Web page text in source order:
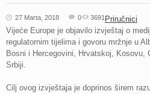
27 Marta, 2018 Priručnici
0 3691
Vijeće Europe je objavilo izvještaj o
regulatornim tijelima i govoru mržnje u
Bosni i Hercegovini, Hrvatskoj, Kosovu,
Srbiji.
Cilj ovog izvještaja je doprinos širem